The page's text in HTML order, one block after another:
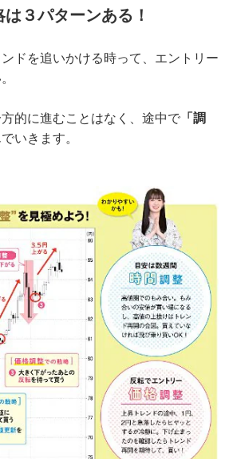
３パターンある！
ドを追いかける時って、エントリー
的に進むことはなく、途中で 「調
いきます。